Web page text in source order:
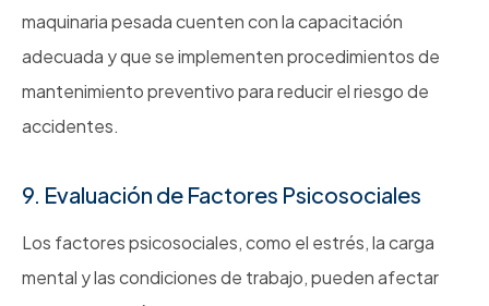
maquinaria pesada cuenten con la capacitación
adecuada y que se implementen procedimientos de
mantenimiento preventivo para reducir el riesgo de
accidentes.
9. Evaluación de Factores Psicosociales
Los factores psicosociales, como el estrés, la carga
mental y las condiciones de trabajo, pueden afectar